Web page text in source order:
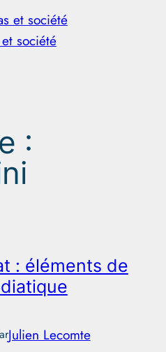
société
:
: éléments de
Julien Lecomte